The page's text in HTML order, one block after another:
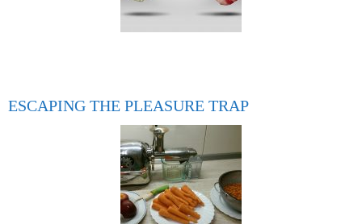
ESCAPING THE PLEASURE TRAP